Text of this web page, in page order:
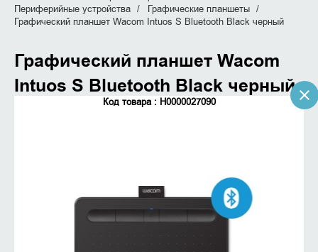
Периферийные устройства
Графические планшеты
Графический планшет Wacom Intuos S Bluetooth Black черный
Графический планшет Wacom
Intuos S Bluetooth Black черный
Код товара : Н0000027090